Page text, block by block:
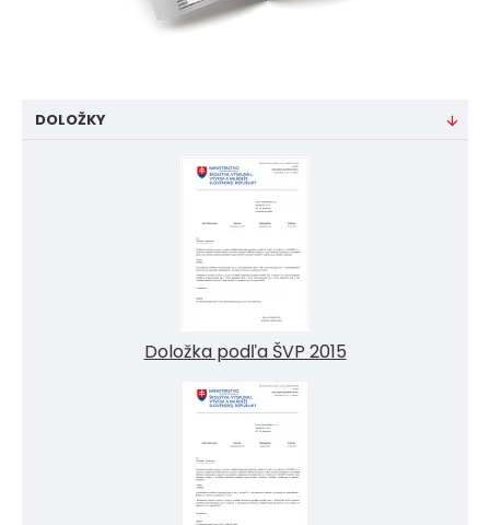
DOLOŽKY
Doložka podľa ŠVP 2015